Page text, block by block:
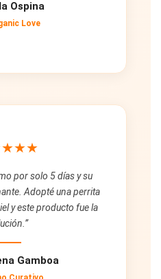
Ospina
Love
por solo 5 días y su
Adopté una perrita
y este producto fue la
Gamboa